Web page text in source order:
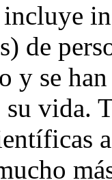
de
y se
vida.